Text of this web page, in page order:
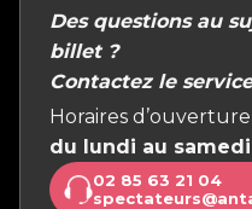
Des questions au
billet ?
Contactez le
Horaires
du lundi au samedi
02 85 63 21 04